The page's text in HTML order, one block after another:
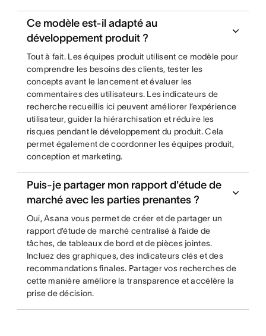
Ce modèle est-il adapté au
développement produit ?
Tout à fait. Les équipes produit utilisent ce modèle pour
comprendre les besoins des clients, tester les
concepts avant le lancement et évaluer les
commentaires des utilisateurs. Les indicateurs de
recherche recueillis ici peuvent améliorer l’expérience
utilisateur, guider la hiérarchisation et réduire les
risques pendant le développement du produit. Cela
permet également de coordonner les équipes produit,
conception et marketing.
Puis-je partager mon rapport d'étude de
marché avec les parties prenantes ?
Oui, Asana vous permet de créer et de partager un
rapport d’étude de marché centralisé à l’aide de
tâches, de tableaux de bord et de pièces jointes.
Incluez des graphiques, des indicateurs clés et des
recommandations finales. Partager vos recherches de
cette manière améliore la transparence et accélère la
prise de décision.